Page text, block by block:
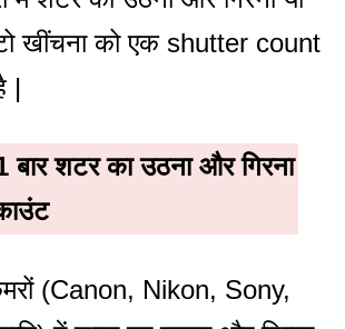
खींचना को एक shutter count
|
बार शटर का उठना और गिरना
(Canon, Nikon, Sony,